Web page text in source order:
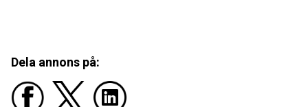
Dela annons på: